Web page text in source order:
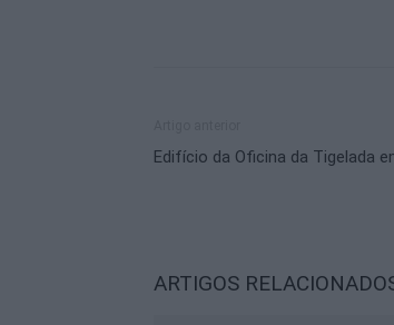
Edifício da Oficina da Tigelada
ARTIGOS